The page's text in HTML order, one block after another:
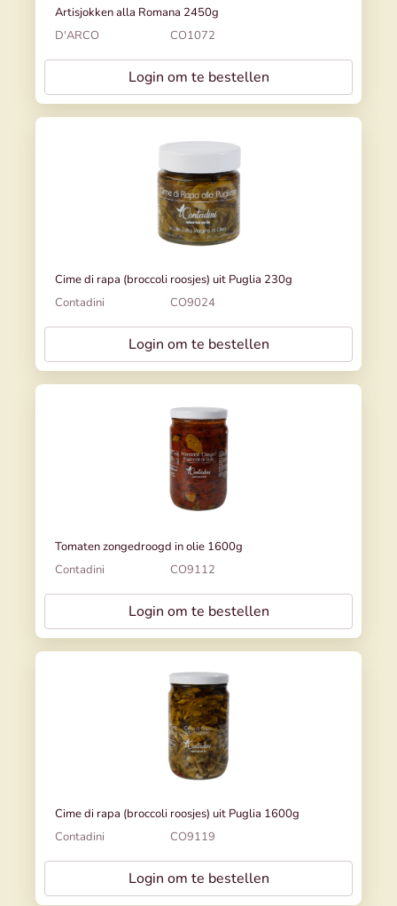
Artisjokken alla Romana 2450g
D'ARCO
CO1072
Login om te bestellen
Cime di rapa (broccoli roosjes) uit Puglia 230g
Contadini
CO9024
Login om te bestellen
Tomaten zongedroogd in olie 1600g
Contadini
CO9112
Login om te bestellen
Cime di rapa (broccoli roosjes) uit Puglia 1600g
Contadini
CO9119
Login om te bestellen